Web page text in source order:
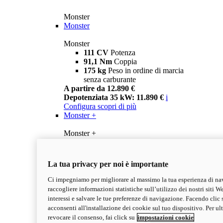
Monster
Monster
Monster
111 CV Potenza
91,1 Nm Coppia
175 kg Peso in ordine di marcia
senza carburante
A partire da 12.890 €
Depotenziata 35 kW: 11.890 € i
Configura scopri di più
Monster +
Monster +
Peso in ordine di marcia
senza carburante
A partire da 13.290 €
Depotenziata 35 kW: 12.290 €i
Configura Scopri di più
new Monster 100
La tua privacy per noi è importante
Ci impegniamo per migliorare al massimo la tua esperienza di
raccogliere informazioni statistiche sull’utilizzo dei nostri siti
interessi e salvare le tue preferenze di navigazione. Facendo
acconsenti all'installazione dei cookie sul tuo dispositivo. Per
revocare il consenso, fai click su impostazioni cookie